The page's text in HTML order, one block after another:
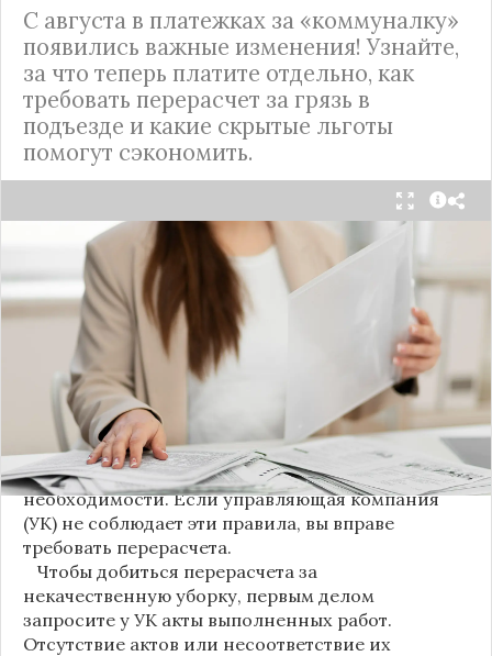
С августа в платежках за «коммуналку»
появились важные изменения! Узнайте,
за что теперь платите отдельно, как
требовать перерасчет за грязь в
подъезде и какие скрытые льготы
помогут сэкономить.
С 1 августа в квитанциях за жилищно-
коммунальные услуги введено важное
новшество. Как поясняет автор канала "ВЗО
ProДеньги", теперь уборка мест общего
пользования (МОП) выделена в отдельную
строку. Это дает жильцам четкое понимание, за
что именно они платят.
Новые нормы строго регламентируют частоту
уборки: мытье полов и лестниц должно
проводиться несколько раз в неделю, удаление
пыли – еженедельно, а уборка снега – по мере
необходимости. Если управляющая компания
(УК) не соблюдает эти правила, вы вправе
требовать перерасчета.
Чтобы добиться перерасчета за
некачественную уборку, первым делом
запросите у УК акты выполненных работ.
Отсутствие актов или несоответствие их